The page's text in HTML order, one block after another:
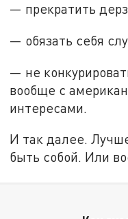
— прекратить
— обязать себя
— не
вообще с
интересами.
И так далее.
быть собой. Или